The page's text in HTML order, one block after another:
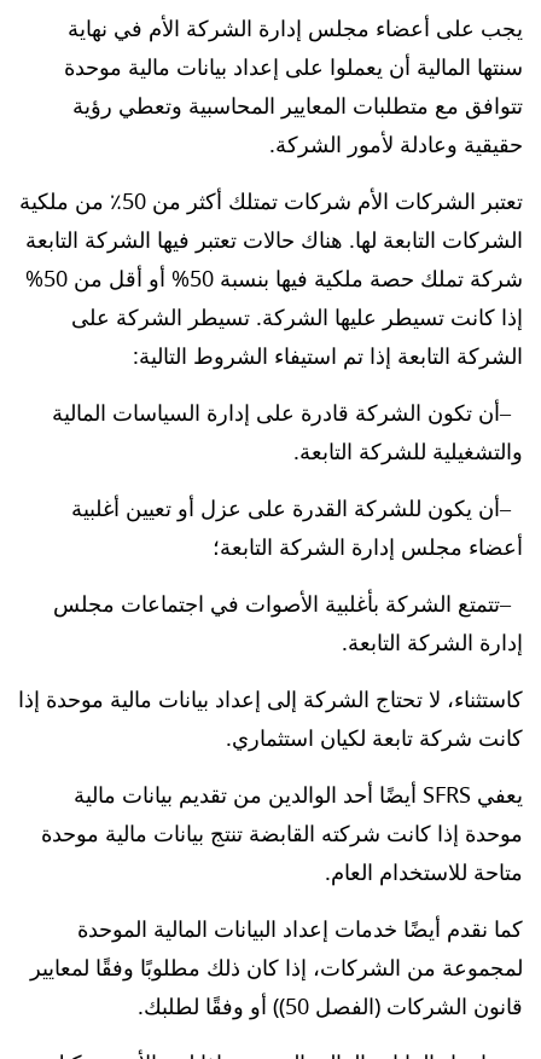
يجب على أعضاء مجلس إدارة الشركة الأم في نهاية
سنتها المالية أن يعملوا على إعداد بيانات مالية موحدة
تتوافق مع متطلبات المعايير المحاسبية وتعطي رؤية
حقيقية وعادلة لأمور الشركة.
تعتبر الشركات الأم شركات تمتلك أكثر من 50٪ من ملكية
الشركات التابعة لها. هناك حالات تعتبر فيها الشركة التابعة
شركة تملك حصة ملكية فيها بنسبة 50% أو أقل من 50%
إذا كانت تسيطر عليها الشركة. تسيطر الشركة على
الشركة التابعة إذا تم استيفاء الشروط التالية:
أن تكون الشركة قادرة على إدارة السياسات المالية
والتشغيلية للشركة التابعة.
أن يكون للشركة القدرة على عزل أو تعيين أغلبية
أعضاء مجلس إدارة الشركة التابعة؛
تتمتع الشركة بأغلبية الأصوات في اجتماعات مجلس
إدارة الشركة التابعة.
كاستثناء، لا تحتاج الشركة إلى إعداد بيانات مالية موحدة إذا
كانت شركة تابعة لكيان استثماري.
يعفي SFRS أيضًا أحد الوالدين من تقديم بيانات مالية
موحدة إذا كانت شركته القابضة تنتج بيانات مالية موحدة
متاحة للاستخدام العام.
كما نقدم أيضًا خدمات إعداد البيانات المالية الموحدة
لمجموعة من الشركات، إذا كان ذلك مطلوبًا وفقًا لمعايير
قانون الشركات (الفصل 50)) أو وفقًا لطلبك.